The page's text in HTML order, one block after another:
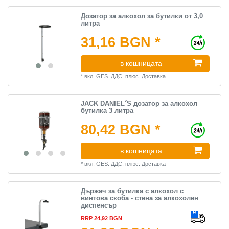
Дозатор за алкохол за бутилки от 3,0
литра
31,16 BGN *
в кошницата
*вкл. GES. ДДС. плюс. Доставка
JACK DANIEL´S дозатор за алкохол
бутилка 3 литра
80,42 BGN *
в кошницата
*вкл. GES. ДДС. плюс. Доставка
Държач за бутилка с алкохол с
винтова скоба - стена за алкохолен
диспенсър
RRP 24,92 BGN